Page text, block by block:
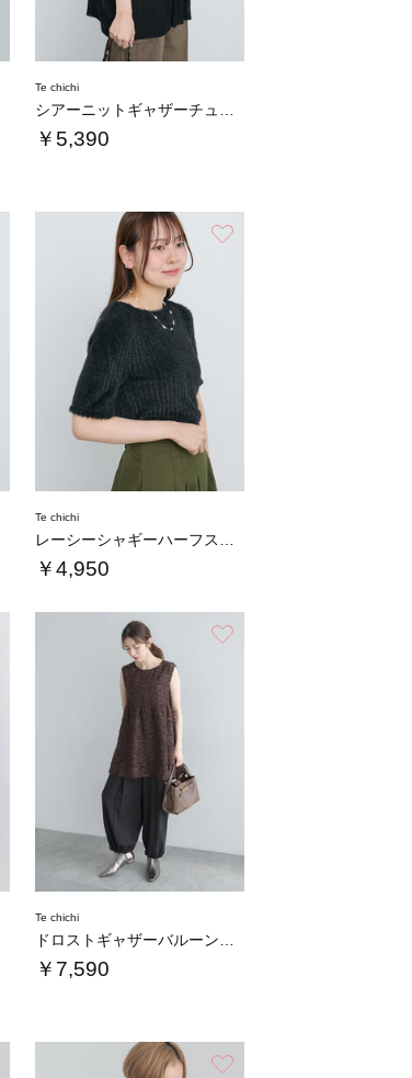
Te chichi
￥5,390
Te chichi
￥4,950
Te chichi
￥7,590